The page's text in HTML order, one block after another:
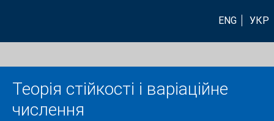
ENG УКР
Теорія стійкості і варіаційне
числення